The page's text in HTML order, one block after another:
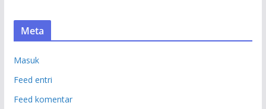
Meta
Masuk
Feed entri
Feed komentar